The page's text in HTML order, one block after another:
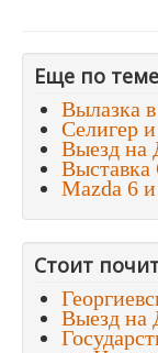
Еще по теме
Вылазка
Селигер
Выезд на
Выставка
Mazda 6
Стоит
Выезд на